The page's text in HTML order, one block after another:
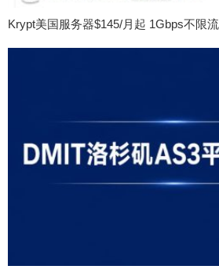
Krypt美国服务器$145/月起 1Gbps不限